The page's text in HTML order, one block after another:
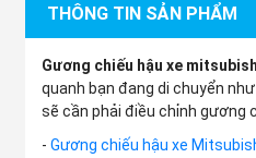
THÔNG TIN SẢN PHẨM
Gương chiếu hậu xe
quanh bạn đang di chuyển
sẽ cần phải điều chỉnh gương
- Gương chiếu hậu xe